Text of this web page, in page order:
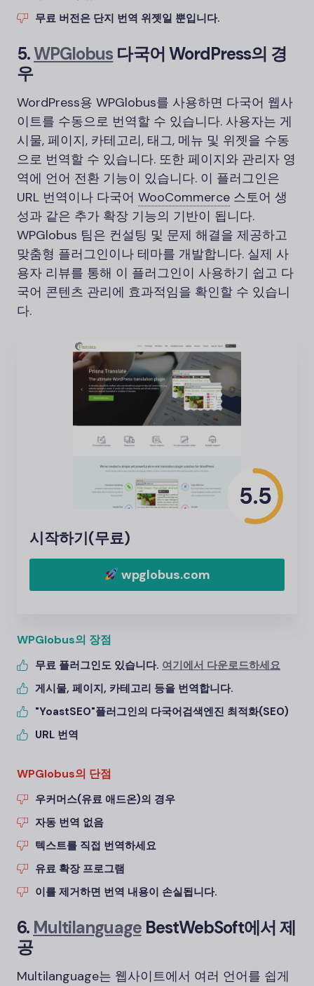
무료 버전은 단지 번역 위젯일 뿐입니다.
5.WPGlobus다국어 WordPress의 경
우
WordPress용 WPGlobus를 사용하면 다국어 웹사
이트를 수동으로 번역할 수 있습니다. 사용자는 게
시물, 페이지, 카테고리, 태그, 메뉴 및 위젯을 수동
으로 번역할 수 있습니다. 또한 페이지와 관리자 영
역에 언어 전환 기능이 있습니다. 이 플러그인은
URL 번역이나 다국어 WooCommerce 스토어 생
성과 같은 추가 확장 기능의 기반이 됩니다.
WPGlobus 팀은 컨설팅 및 문제 해결을 제공하고
맞춤형 플러그인이나 테마를 개발합니다. 실제 사
용자 리뷰를 통해 이 플러그인이 사용하기 쉽고 다
국어 콘텐츠 관리에 효과적임을 확인할 수 있습니
다.
5.5
시작하기(무료)
wpglobus.com
WPGlobus의 장점
무료 플러그인도 있습니다. 여기에서 다운로드하세요
게시물, 페이지, 카테고리 등을 번역합니다.
"YoastSEO"플러그인의 다국어검색엔진 최적화(SEO)
URL 번역
WPGlobus의 단점
우커머스(유료 애드온)의 경우
자동 번역 없음
텍스트를 직접 번역하세요
유료 확장 프로그램
이를 제거하면 번역 내용이 손실됩니다.
6. MultilanguageBestWebSoft에서 제
공
Multilanguage는 웹사이트에서 여러 언어를 쉽게